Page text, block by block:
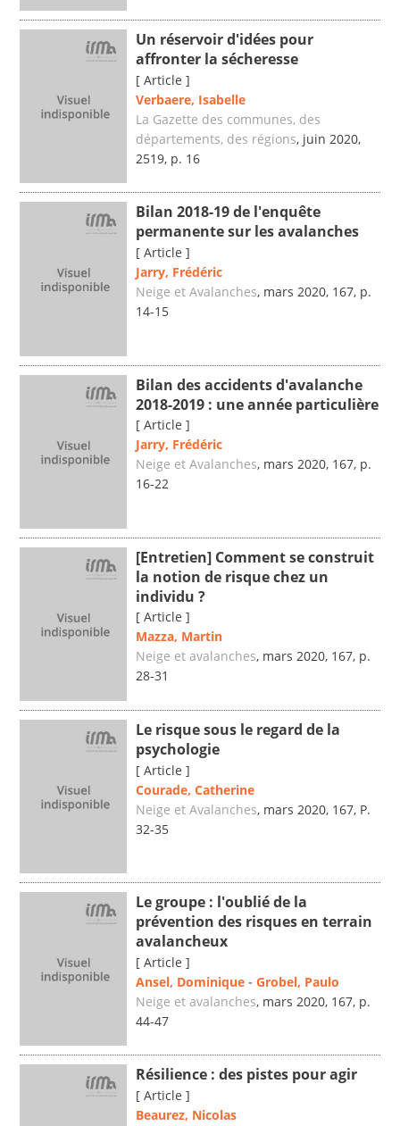
Un réservoir d'idées pour
affronter la sécheresse
[ Article ]
Verbaere, Isabelle
La Gazette des communes, des
départements, des régions, juin 2020,
2519, p. 16
Bilan 2018-19 de l'enquête
permanente sur les avalanches
[ Article ]
Jarry, Frédéric
Neige et Avalanches, mars 2020, 167, p.
14-15
Bilan des accidents d'avalanche
2018-2019 : une année particulière
[ Article ]
Jarry, Frédéric
Neige et Avalanches, mars 2020, 167, p.
16-22
[Entretien] Comment se construit
la notion de risque chez un
individu ?
[ Article ]
Mazza, Martin
Neige et avalanches, mars 2020, 167, p.
28-31
Le risque sous le regard de la
psychologie
[ Article ]
Courade, Catherine
Neige et Avalanches, mars 2020, 167, P.
32-35
Le groupe : l'oublié de la
prévention des risques en terrain
avalancheux
[ Article ]
Ansel, Dominique - Grobel, Paulo
Neige et avalanches, mars 2020, 167, p.
44-47
Résilience : des pistes pour agir
[ Article ]
Beaurez, Nicolas